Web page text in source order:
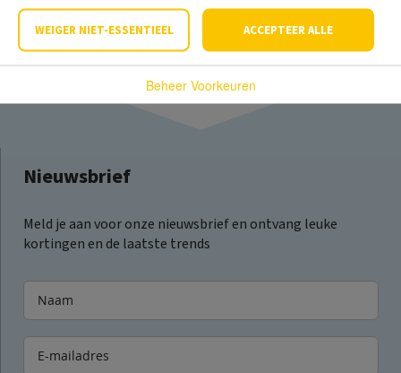
Nieuwsbrief
Meld je aan voor onze nieuwsbrief en ontvang leuke
kortingen en de laatste trends
WEIGER NIET-ESSENTIEEL ACCEPTEER ALLE
Beheer Voorkeuren